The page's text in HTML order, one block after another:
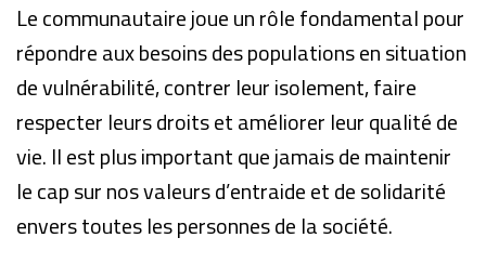
Le communautaire joue un rôle fondamental pour
répondre aux besoins des populations en situation
de vulnérabilité, contrer leur isolement, faire
respecter leurs droits et améliorer leur qualité de
vie. Il est plus important que jamais de maintenir
le cap sur nos valeurs d’entraide et de solidarité
envers toutes les personnes de la société.